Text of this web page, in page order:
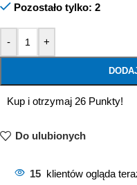
Pozostało tylko: 2
- +
Kup i otrzymaj 26 Punkty!
Do ulubionych
15 klientów ogląda